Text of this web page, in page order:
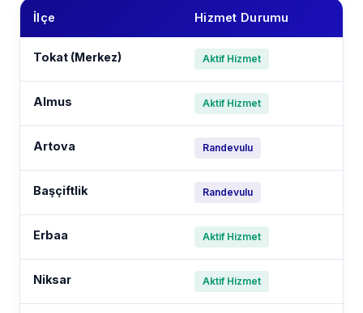
İlçe Hizmet Durumu
Tokat (Merkez) Aktif Hizmet
Almus Aktif Hizmet
Artova Randevulu
Başçiftlik Randevulu
Erbaa Aktif Hizmet
Niksar Aktif Hizmet